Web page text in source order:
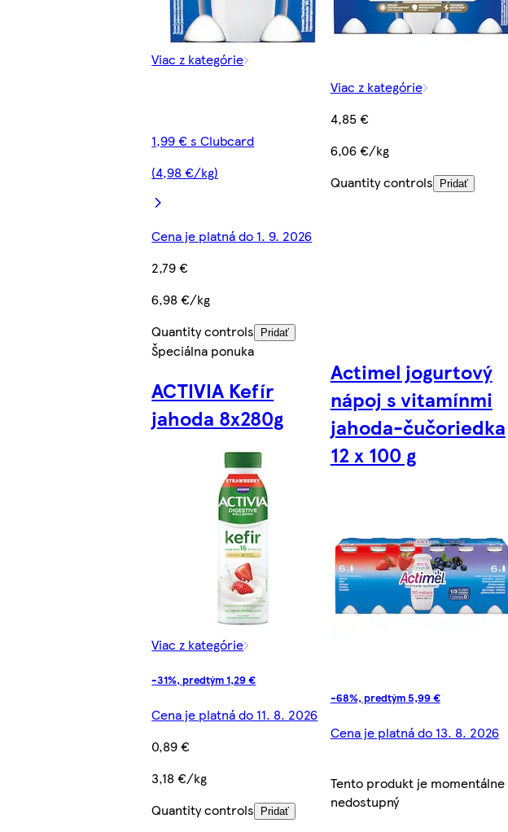
Viac z kategórie
1,99 € s Clubcard
(4,98 €/kg)
Cena je platná do 1. 9. 2026
2,79 €
6,98 €/kg
Quantity controls
Pridať
Viac z kategórie
4,85 €
6,06 €/kg
Quantity controls
Pridať
Špeciálna ponuka
ACTIVIA Kefír
jahoda 8x280g
Viac z kategórie
-31%, predtým 1,29 €
Cena je platná do 11. 8. 2026
0,89 €
3,18 €/kg
Quantity controls
Pridať
Actimel jogurtový
nápoj s vitamínmi
jahoda-čučoriedka
12 x 100 g
-68%, predtým 5,99 €
Cena je platná do 13. 8. 2026
Tento produkt je momentálne
nedostupný